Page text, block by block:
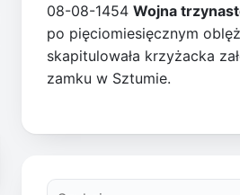
08-08-1454Wojna
po pięciomiesięcznym
skapitulowała krzyżacka
zamku w Sztumie.